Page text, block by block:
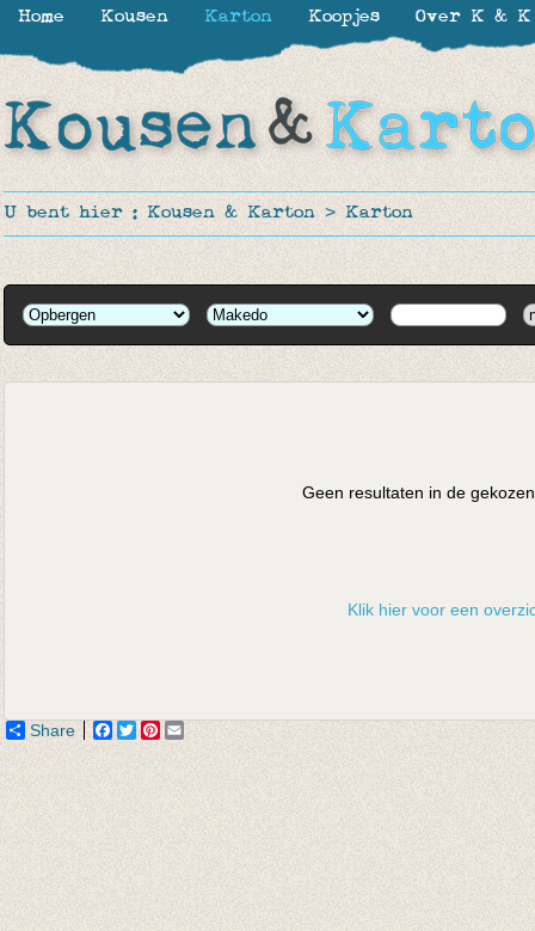
U bent hier : Kousen & Karton > Karton
Geen resultaten in de
Klik hier voor een
Share Facebook
TwitterPinterest
Home Kousen Karton Koopjes Over K & K